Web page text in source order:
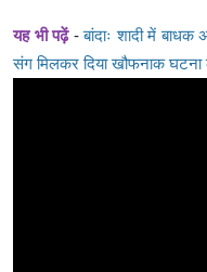
यह भी पढ़ें - बांदाः शादी में बाधक
संग मिलकर दिया खौफनाक